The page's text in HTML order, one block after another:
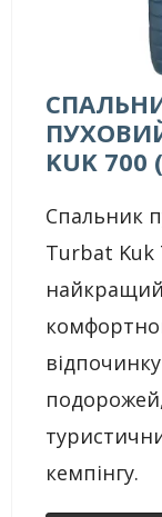
KUK 700
Спальник
Turbat Kuk
кемпінгу.